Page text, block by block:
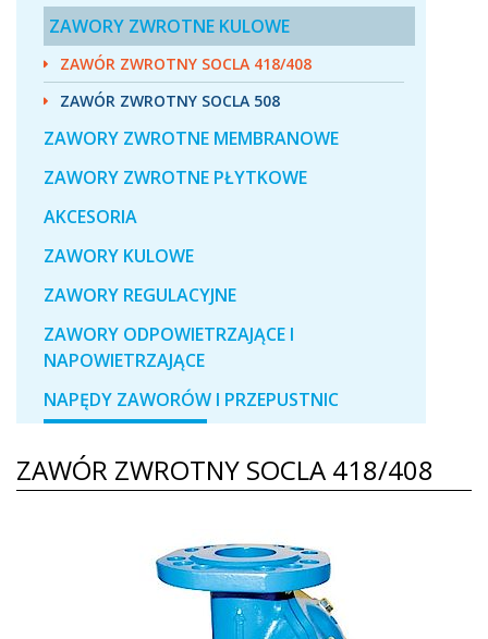
ZAWORY ZWROTNE KULOWE
ZAWÓR ZWROTNY SOCLA 418/408
ZAWÓR ZWROTNY SOCLA 508
ZAWORY ZWROTNE MEMBRANOWE
ZAWORY ZWROTNE PŁYTKOWE
AKCESORIA
ZAWORY KULOWE
ZAWORY REGULACYJNE
ZAWORY ODPOWIETRZAJĄCE I
NAPOWIETRZAJĄCE
NAPĘDY ZAWORÓW I PRZEPUSTNIC
ZAWÓR ZWROTNY SOCLA 418/408